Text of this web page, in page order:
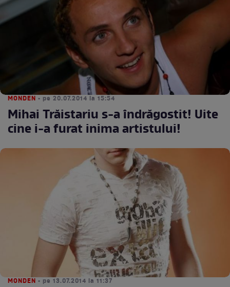
MONDEN • pe 20.07.2014 la 15:54
Mihai Trăistariu s-a îndrăgostit! Uite
cine i-a furat inima artistului!
MONDEN • pe 13.07.2014 la 11:37